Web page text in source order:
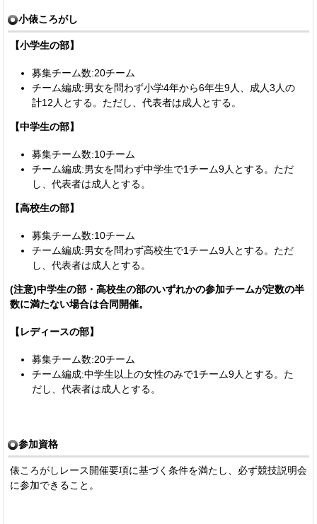
小俵ころがし
【小学生の部】
募集チーム数:20チーム
チーム編成:男女を問わず小学4年から6年生9人、成人3人の
計12人とする。ただし、代表者は成人とする。
【中学生の部】
募集チーム数:10チーム
チーム編成:男女を問わず中学生で1チーム9人とする。ただ
し、代表者は成人とする。
【高校生の部】
募集チーム数:10チーム
チーム編成:男女を問わず高校生で1チーム9人とする。ただ
し、代表者は成人とする。
(注意)中学生の部・高校生の部のいずれかの参加チームが定数の半
数に満たない場合は合同開催。
【レディースの部】
募集チーム数:20チーム
チーム編成:中学生以上の女性のみで1チーム9人とする。た
だし、代表者は成人とする。
参加資格
俵ころがしレース開催要項に基づく条件を満たし、必ず競技説明会
に参加できること。